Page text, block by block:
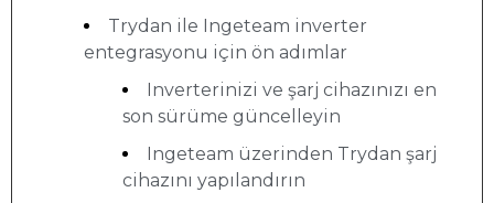
Trydan ile Ingeteam inverter
entegrasyonu için ön adımlar
Inverterinizi ve şarj cihazınızı en
son sürüme güncelleyin
Ingeteam üzerinden Trydan şarj
cihazını yapılandırın